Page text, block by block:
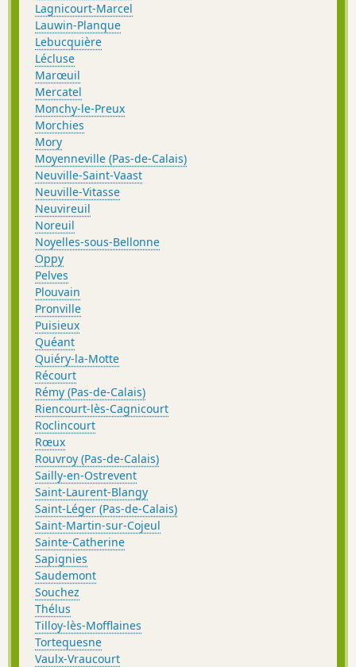
Lagnicourt-Marcel
Lauwin-Planque
Lebucquière
Lécluse
Marœuil
Mercatel
Monchy-le-Preux
Morchies
Mory
Moyenneville (Pas-de-Calais)
Neuville-Saint-Vaast
Neuville-Vitasse
Neuvireuil
Noreuil
Noyelles-sous-Bellonne
Oppy
Pelves
Plouvain
Pronville
Puisieux
Quéant
Quiéry-la-Motte
Récourt
Rémy (Pas-de-Calais)
Riencourt-lès-Cagnicourt
Roclincourt
Rœux
Rouvroy (Pas-de-Calais)
Sailly-en-Ostrevent
Saint-Laurent-Blangy
Saint-Léger (Pas-de-Calais)
Saint-Martin-sur-Cojeul
Sainte-Catherine
Sapignies
Saudemont
Souchez
Thélus
Tilloy-lès-Mofflaines
Tortequesne
Vaulx-Vraucourt